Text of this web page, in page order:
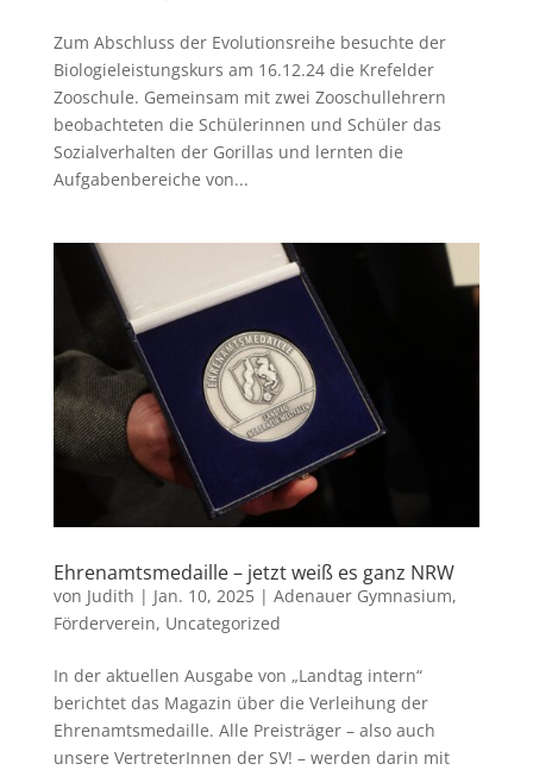
Zum Abschluss der Evolutionsreihe besuchte der
Biologieleistungskurs am 16.12.24 die Krefelder
Zooschule. Gemeinsam mit zwei Zooschullehrern
beobachteten die Schülerinnen und Schüler das
Sozialverhalten der Gorillas und lernten die
Aufgabenbereiche von...
Ehrenamtsmedaille – jetzt weiß es ganz NRW
von Judith | Jan. 10, 2025| Adenauer Gymnasium,
Förderverein, Uncategorized
In der aktuellen Ausgabe von „Landtag intern“
berichtet das Magazin über die Verleihung der
Ehrenamtsmedaille. Alle Preisträger – also auch
unsere VertreterInnen der SV! – werden darin mit